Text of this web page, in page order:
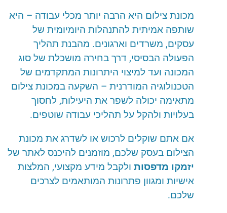
מכונת צילום היא הרבה יותר מכלי עבודה – היא
שותפה אמיתית להתנהלות היומיומית של
עסקים, משרדים וארגונים. מהבנת תהליך
הפעולה הבסיסי, דרך בחירה מושכלת של סוג
המכונה ועד למיצוי היתרונות המתקדמים של
הטכנולוגיה המודרנית – השקעה במכונת צילום
מתאימה יכולה לשפר את היעילות, לחסוך
בעלויות ולהקל על תהליכי עבודה שוטפים.
אם אתם שוקלים לרכוש או לשדרג את מכונת
הצילום בעסק שלכם, מוזמנים להיכנס לאתר של
יזמקו מדפסות ולקבל מידע מקצועי, המלצות
אישיות ומגוון פתרונות המותאמים לצרכים
שלכם.